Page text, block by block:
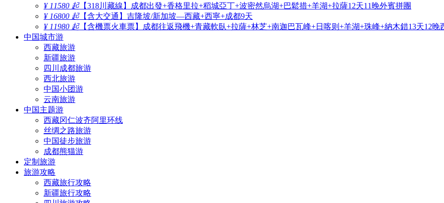
¥ 11580 起【318川藏線】成都出發+香格里拉+稻城亞丁+波密然烏湖+巴鬆措+羊湖+拉薩12天11晚外賓拼團
¥ 16800 起【含大交通】吉隆坡/新加坡—西藏+西寧+成都9天
¥ 11980 起【含機票火車票】成都往返飛機+青藏軟臥+拉薩+林芝+南迦巴瓦峰+日喀则+羊湖+珠峰+納木錯13天12晚
中国城市游
西藏旅游
新疆旅游
四川成都旅游
西北旅游
中国小团游
云南旅游
中国主题游
西藏冈仁波齐阿里环线
丝绸之路旅游
中国徒步旅游
成都熊猫游
定制旅游
旅游攻略
西藏旅行攻略
新疆旅行攻略